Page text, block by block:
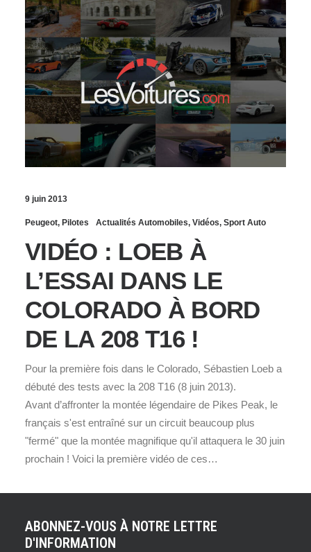
9 juin 2013
Peugeot, Pilotes Actualités Automobiles, Vidéos, Sport Auto
VIDÉO : LOEB À
L’ESSAI DANS LE
COLORADO À BORD
DE LA 208 T16 !
Pour la première fois dans le Colorado, Sébastien Loeb a
débuté des tests avec la 208 T16 (8 juin 2013).
Avant d’affronter la montée légendaire de Pikes Peak, le
français s'est entraîné sur un circuit beaucoup plus
"fermé" que la montée magnifique qu'il attaquera le 30 juin
prochain ! Voici la première vidéo de ces…
ABONNEZ-VOUS À NOTRE LETTRE
D'INFORMATION